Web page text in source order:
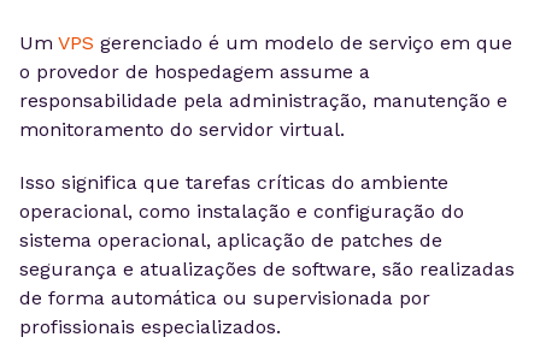
Um VPS gerenciado é um modelo de serviço em que
o provedor de hospedagem assume a
responsabilidade pela administração, manutenção e
monitoramento do servidor virtual.
Isso significa que tarefas críticas do ambiente
operacional, como instalação e configuração do
sistema operacional, aplicação de patches de
segurança e atualizações de software, são realizadas
de forma automática ou supervisionada por
profissionais especializados.